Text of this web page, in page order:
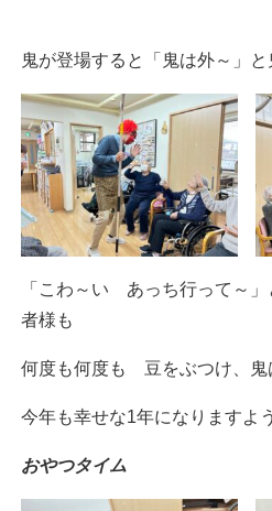
鬼が登場すると「鬼は外～」と
「こわ～い あっち行って～」
者様も
何度も何度も 豆をぶつけ、鬼
今年も幸せな1年になりますよ
おやつタイム